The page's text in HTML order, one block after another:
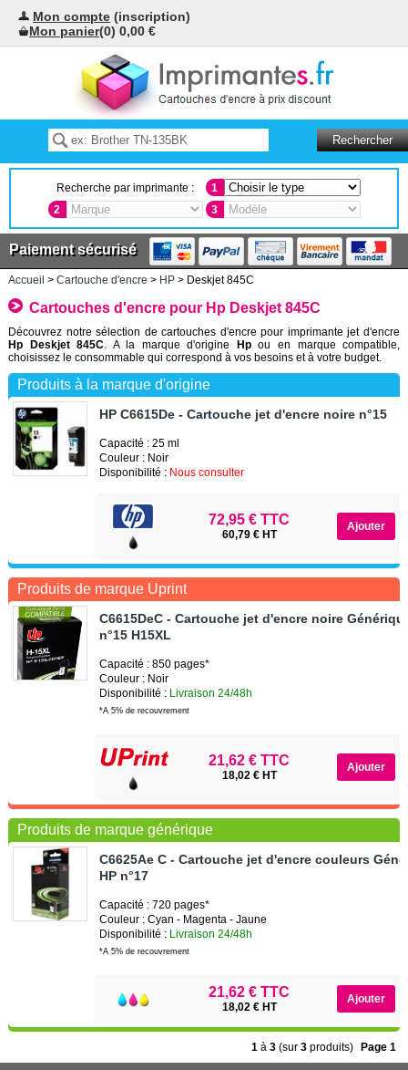
Mon compte (inscription)
Mon panier(0) 0,00 €
Recherche par imprimante :
1
2
3
Paiement sécurisé
Accueil > Cartouche d'encre > HP> Deskjet 845C
Cartouches d'encre pour Hp Deskjet 845C
Découvrez notre sélection de cartouches d'encre pour imprimante jet d'encre
Hp Deskjet 845C . A la marque d'origine Hpou en marque compatible,
choisissez le consommable qui correspond à vos besoins et à votre budget.
Produits à la marque d'origine
HP C6615De - Cartouche jet d'encre noire n°15
Capacité : 25 ml
Couleur : Noir
Disponibilité : Nous consulter
72,95 € TTC
60,79 € HT
Produits de marque Uprint
C6615DeC - Cartouche jet d'encre noire
n°15 H15XL
Capacité : 850 pages*
Couleur : Noir
Disponibilité : Livraison 24/48h
*A 5% de recouvrement
21,62 € TTC
18,02 € HT
Produits de marque générique
C6625Ae C - Cartouche jet d'encre couleurs
HP n°17
Capacité : 720 pages*
Couleur : Cyan - Magenta - Jaune
Disponibilité : Livraison 24/48h
*A 5% de recouvrement
21,62 € TTC
18,02 € HT
1 à3 (sur3 produits) Page 1